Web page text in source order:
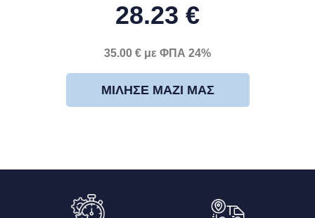
28.23 €
35.00 € με ΦΠΑ 24%
ΜΊΛΗΣΕ ΜΑΖΊ ΜΑΣ